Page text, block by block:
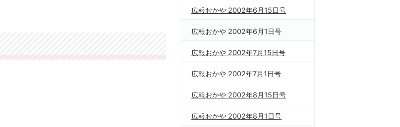
広報おかや 2002年6月15日号
広報おかや 2002年6月1日号
広報おかや 2002年7月15日号
広報おかや 2002年7月1日号
広報おかや 2002年8月15日号
広報おかや 2002年8月1日号